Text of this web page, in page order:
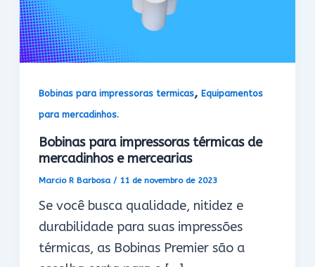
Bobinas para impressoras termicas,Equipamentos
para mercadinhos.
Bobinas para impressoras térmicas de
mercadinhos e mercearias
Marcio R Barbosa/ 11 de novembro de 2023
Se você busca qualidade, nitidez e
durabilidade para suas impressões
térmicas, as Bobinas Premier são a